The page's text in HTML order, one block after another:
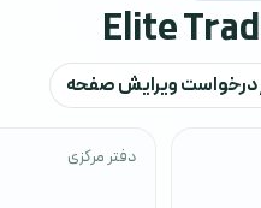
Elite
درخواست ویرایش صفحه
دفتر مرکزی